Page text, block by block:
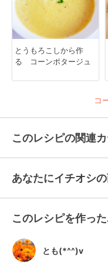
とうもろこしから作
る コーンポタージュ
コ
このレシピの関連
あなたにイチオシ
このレシピを作っ
とも(*^^)v